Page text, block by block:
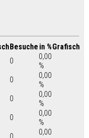
Besuche in %Grafisch
0
0,00
%
0
0,00
%
0
0,00
%
0
0,00
%
0,00